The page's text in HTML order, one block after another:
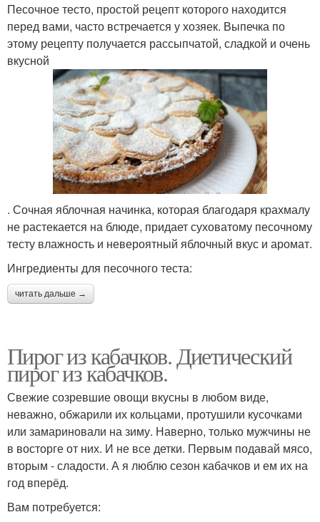
Песочное тесто, простой рецепт которого находится
перед вами, часто встречается у хозяек. Выпечка по
этому рецепту получается рассыпчатой, сладкой и очень
вкусной
. Сочная яблочная начинка, которая благодаря крахмалу
не растекается на блюде, придает суховатому песочному
тесту влажность и невероятный яблочный вкус и аромат.
Ингредиенты для песочного теста:
читать дальше →
Пирог из кабачков. Диетический
пирог из кабачков.
Свежие созревшие овощи вкусны в любом виде,
неважно, обжарили их кольцами, протушили кусочками
или замариновали на зиму. Наверно, только мужчины не
в восторге от них. И не все детки. Первым подавай мясо,
вторым - сладости. А я люблю сезон кабачков и ем их на
год вперёд.
Вам потребуется: